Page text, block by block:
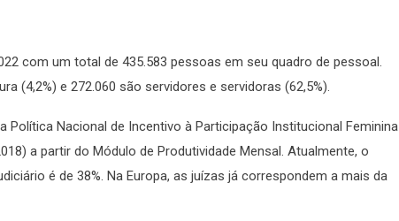
com um total de 435.583 pessoas em seu quadro de pessoal.
(4,2%) e 272.060 são servidores e servidoras (62,5%).
Política Nacional de Incentivo à Participação Institucional Feminina
a partir do Módulo de Produtividade Mensal. Atualmente, o
é de 38%. Na Europa, as juízas já correspondem a mais da